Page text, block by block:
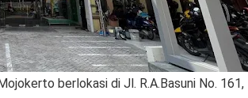
berlokasi di Jl. R.A.Basuni No. 161,